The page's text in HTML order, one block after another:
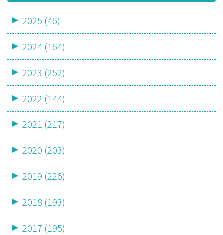
2025 (46)
2024 (164)
2023 (252)
2022 (144)
2021 (217)
2020 (203)
2019 (226)
2018 (193)
2017 (195)